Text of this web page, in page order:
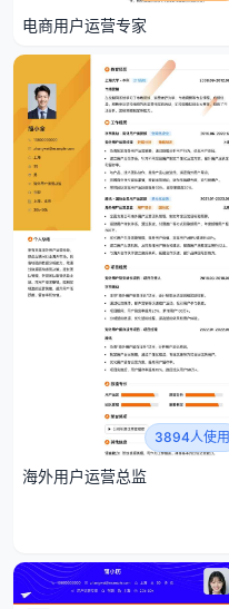
电商用户运营专家
3894人使用
海外用户运营总监